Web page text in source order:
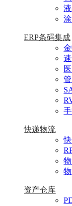
ERP条码集成
快递物流
资产仓库